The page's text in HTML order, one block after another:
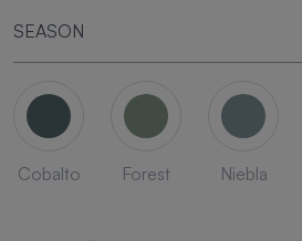
SEASON
Cobalto Forest Niebla